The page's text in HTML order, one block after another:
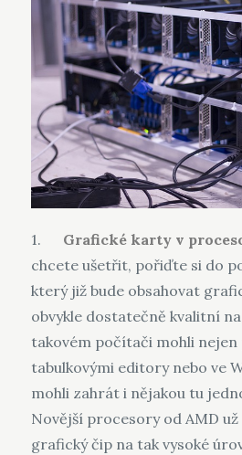
1. Grafické karty v
chcete ušetřit, pořiďte si do
který již bude obsahovat
obvykle dostatečně kvalitní
takovém počítači mohli nejen
tabulkovými editory nebo ve
mohli zahrát i nějakou tu
Novější procesory od AMD
grafický čip na tak vysoké